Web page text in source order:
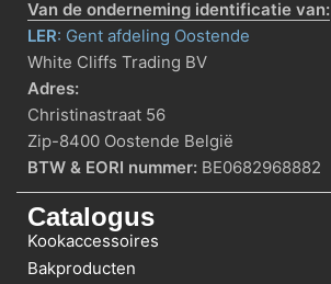
Van de onderneming identificatie van:
LER: Gent afdeling Oostende
White Cliffs Trading BV
Adres:
Christinastraat 56
Zip-8400 Oostende België
BTW & EORI nummer: BE0682968882
Catalogus
Kookaccessoires
Bakproducten